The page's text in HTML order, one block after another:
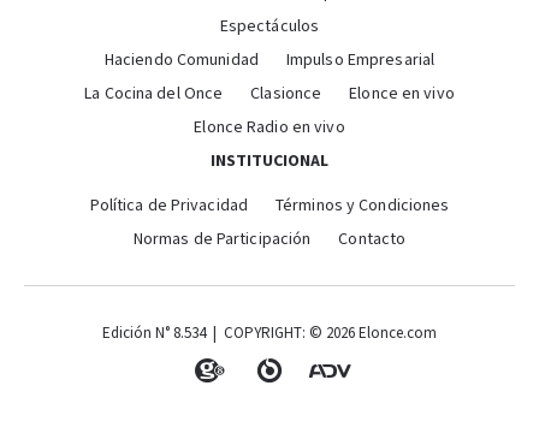
Espectáculos
Haciendo Comunidad
Impulso Empresarial
La Cocina del Once
Clasionce
Elonce en vivo
Elonce Radio en vivo
INSTITUCIONAL
Política de Privacidad
Términos y Condiciones
Normas de Participación
Contacto
Edición N° 8.534 | COPYRIGHT: © 2026 Elonce.com